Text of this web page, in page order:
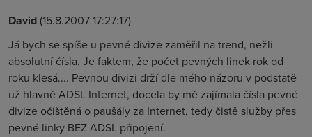
David(15.8.2007 17:27:17)
Já bych se spíše u pevné divize zaměřil na trend, nežli
absolutní čísla. Je faktem, že počet pevných linek rok od
roku klesá.... Pevnou divizi drží dle mého názoru v podstatě
už hlavně ADSL Internet, docela by mě zajímala čísla pevné
divize očištěná o paušály za Internet, tedy čistě služby přes
pevné linky BEZ ADSL připojení.